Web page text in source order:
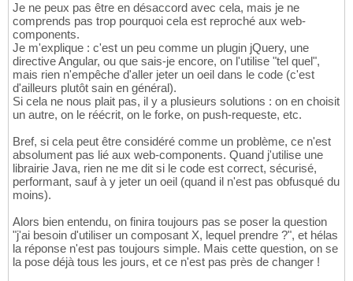
Je ne peux pas être en désaccord avec cela, mais je ne
comprends pas trop pourquoi cela est reproché aux web-
components.
Je m'explique : c'est un peu comme un plugin jQuery, une
directive Angular, ou que sais-je encore, on l'utilise "tel quel",
mais rien n'empêche d'aller jeter un oeil dans le code (c'est
d'ailleurs plutôt sain en général).
Si cela ne nous plait pas, il y a plusieurs solutions : on en choisit
un autre, on le réécrit, on le forke, on push-requeste, etc.
Bref, si cela peut être considéré comme un problème, ce n'est
absolument pas lié aux web-components. Quand j'utilise une
librairie Java, rien ne me dit si le code est correct, sécurisé,
performant, sauf à y jeter un oeil (quand il n'est pas obfusqué du
moins).
Alors bien entendu, on finira toujours pas se poser la question
"j'ai besoin d'utiliser un composant X, lequel prendre ?", et hélas
la réponse n'est pas toujours simple. Mais cette question, on se
la pose déjà tous les jours, et ce n'est pas près de changer !